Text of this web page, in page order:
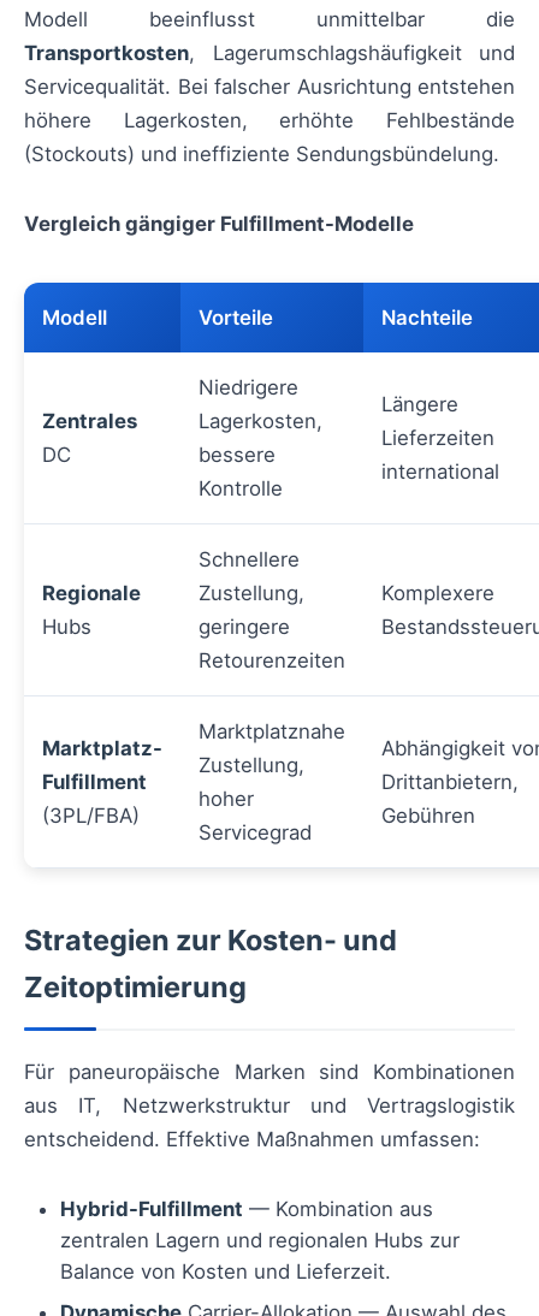
Modell beeinflusst unmittelbar die
Transportkosten, Lagerumschlagshäufigkeit und
Servicequalität. Bei falscher Ausrichtung entstehen
höhere Lagerkosten, erhöhte Fehlbestände
(Stockouts) und ineffiziente Sendungsbündelung.
Vergleich gängiger Fulfillment-Modelle
Modell Vorteile Nachteile
Zentrales
DC
Niedrigere
Lagerkosten,
bessere
Kontrolle
Längere
Lieferzeiten
international
Regionale
Hubs
Schnellere
Zustellung,
geringere
Retourenzeiten
Komplexere
Marktplatz-
Fulfillment
(3PL/FBA)
Marktplatznahe
Zustellung,
hoher
Servicegrad
Abhängigkeit
Drittanbietern,
Gebühren
Strategien zur Kosten- und
Zeitoptimierung
Für paneuropäische Marken sind Kombinationen
aus IT, Netzwerkstruktur und Vertragslogistik
entscheidend. Effektive Maßnahmen umfassen:
Hybrid-Fulfillment — Kombination aus
zentralen Lagern und regionalen Hubs zur
Balance von Kosten und Lieferzeit.